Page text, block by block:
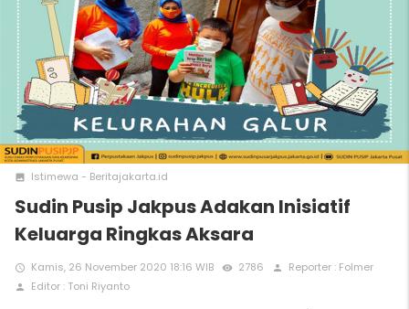
photo Istimewa - Beritajakarta.id
Sudin Pusip Jakpus Adakan Inisiatif
Keluarga Ringkas Aksara
access_time Kamis, 26 November 2020 18:16 WIB remove_red_eye 2786 person Reporter : Folmer
person Editor : Toni Riyanto